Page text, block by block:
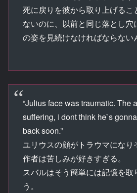
死に戻りを彼から取り上げるこ
ないのに、以前と同じ落とし穴
の姿を見続けなければならない
“Julius face was traumatic. The
suffering, i dont think he`s
back soon.”
ユリウスの顔がトラウマになり
作者は苦しみが好きすぎる。
スバルはそう簡単には記憶を取
う。